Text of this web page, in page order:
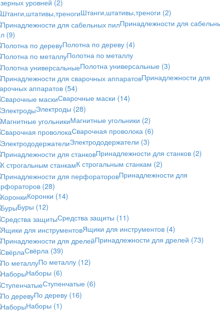
уровней (2)
Штанги,штативы,треноги (2)
Принадлежности для
(9)
Полотна по дереву (4)
Полотна по металлу
Полотна универсальные (3)
Принадлежности для
аппаратов (54)
Сварочные маски (14)
Электроды (28)
Магнитные угольники (2)
Сварочная проволока (6)
Электрододержатели (3)
Принадлежности для станков (2)
К строгальным станкам (2)
Принадлежности для
(28)
Коронки (14)
Буры (12)
Средства защиты (11)
Ящики для инструментов (4)
Принадлежности для дрелей (73)
Свёрла (39)
По металлу (12)
Наборы (6)
Ступенчатые (6)
По дереву (16)
Наборы (1)